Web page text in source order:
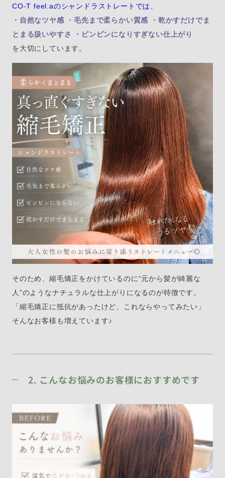
CO-T feel.aのシャンドラストレートでは、
・自然なツヤ感 ・毛先まで柔らかい質感 ・乾かすだけでま
とまる扱いやすさ ・ピンピンになりすぎない仕上がり
を大切にしています。
そのため、縮毛矯正をかけているのに“元から髪が綺麗な
人”のようなナチュラルな仕上がりになるのが特徴です。
「縮毛矯正に抵抗があったけど、これならやってみたい」
そんなお客様も増えています♪
2. こんなお悩みのお客様におすすめです